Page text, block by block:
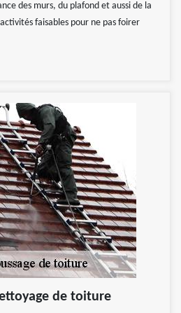
des murs, du plafond et aussi de la
faisables pour ne pas foirer
de toiture